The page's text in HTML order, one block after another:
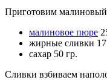
Приготовим
малиновое пюре
жирные сливки
сахар 50 гр.
Сливки взбиваем